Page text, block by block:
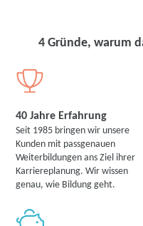
4 Gründe, warum
40 Jahre Erfahrung
Seit 1985 bringen wir unsere
Kunden mit passgenauen
Weiterbildungen ans Ziel ihrer
Karriereplanung. Wir wissen
genau, wie Bildung geht.